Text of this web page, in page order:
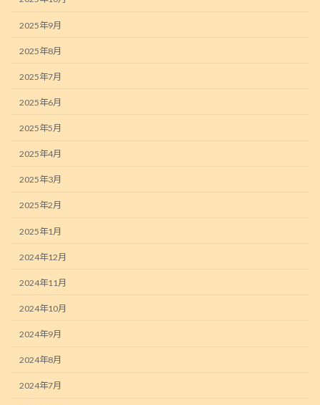
2025年9月
2025年8月
2025年7月
2025年6月
2025年5月
2025年4月
2025年3月
2025年2月
2025年1月
2024年12月
2024年11月
2024年10月
2024年9月
2024年8月
2024年7月